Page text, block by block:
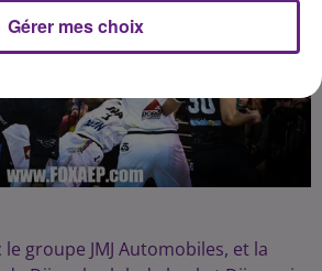
groupe JMJ Automobiles, et la
Gérer mes choix